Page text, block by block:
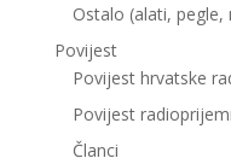
Ostalo (alati,
Povijest
Povijest hrvatske
Povijest
Članci